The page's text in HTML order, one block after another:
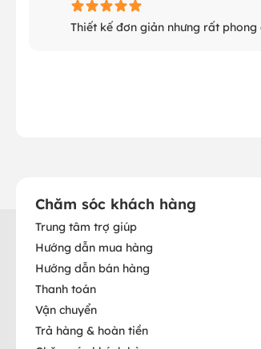
Thiết kế đơn giản nhưng rất phong
Chăm sóc khách hàng
Trung tâm trợ giúp
Hướng dẫn mua hàng
Hướng dẫn bán hàng
Thanh toán
Vận chuyển
Trả hàng & hoàn tiền